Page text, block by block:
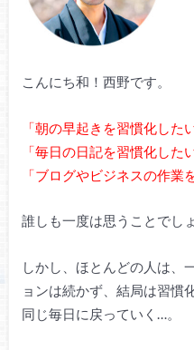
こんにち和！西野です。
「朝の早起きを習慣化した
「毎日の日記を習慣化した
「ブログやビジネスの作業
誰しも一度は思うことでしょ
しかし、ほとんどの人は、
ョンは続かず、結局は習慣
同じ毎日に戻っていく…。